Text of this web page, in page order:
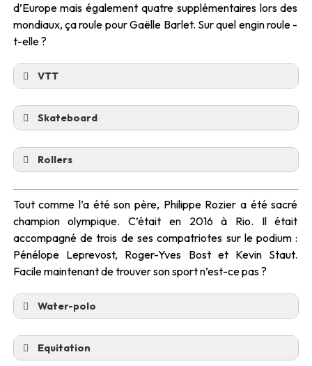
d’Europe mais également quatre supplémentaires lors des
mondiaux, ça roule pour Gaëlle Barlet. Sur quel engin roule -
t-elle ?
VTT
Skateboard
Rollers
Tout comme l’a été son père, Philippe Rozier a été sacré
champion olympique. C’était en 2016 à Rio. Il était
accompagné de trois de ses compatriotes sur le podium :
Pénélope Leprevost, Roger-Yves Bost et Kevin Staut.
Facile maintenant de trouver son sport n’est-ce pas ?
Water-polo
Equitation